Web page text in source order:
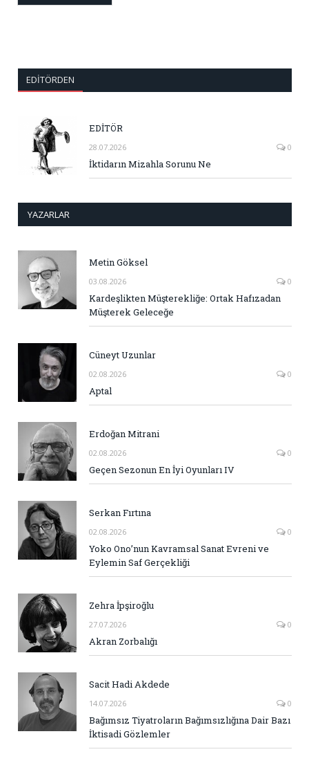
EDITÖRDEN
EDİTÖR
28.07.2026 0
İktidarın Mizahla Sorunu Ne
YAZARLAR
Metin Göksel
03.08.2026 0
Kardeşlikten Müşterekliğe: Ortak Hafızadan
Müşterek Geleceğe
Cüneyt Uzunlar
02.08.2026 0
Aptal
Erdoğan Mitrani
02.08.2026 0
Geçen Sezonun En İyi Oyunları IV
Serkan Fırtına
02.08.2026 0
Yoko Ono’nun Kavramsal Sanat Evreni ve
Eylemin Saf Gerçekliği
Zehra İpşiroğlu
27.07.2026 0
Akran Zorbalığı
Sacit Hadi Akdede
14.07.2026 0
Bağımsız Tiyatroların Bağımsızlığına Dair Bazı
İktisadi Gözlemler